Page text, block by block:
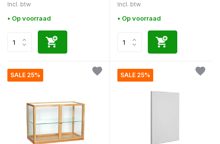
Incl. btw
• Op voorraad
Incl. btw
• Op voorraad
SALE 25% SALE 25%